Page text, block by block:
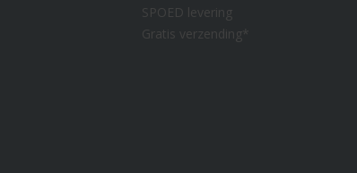
SPOED levering
Gratis verzending*